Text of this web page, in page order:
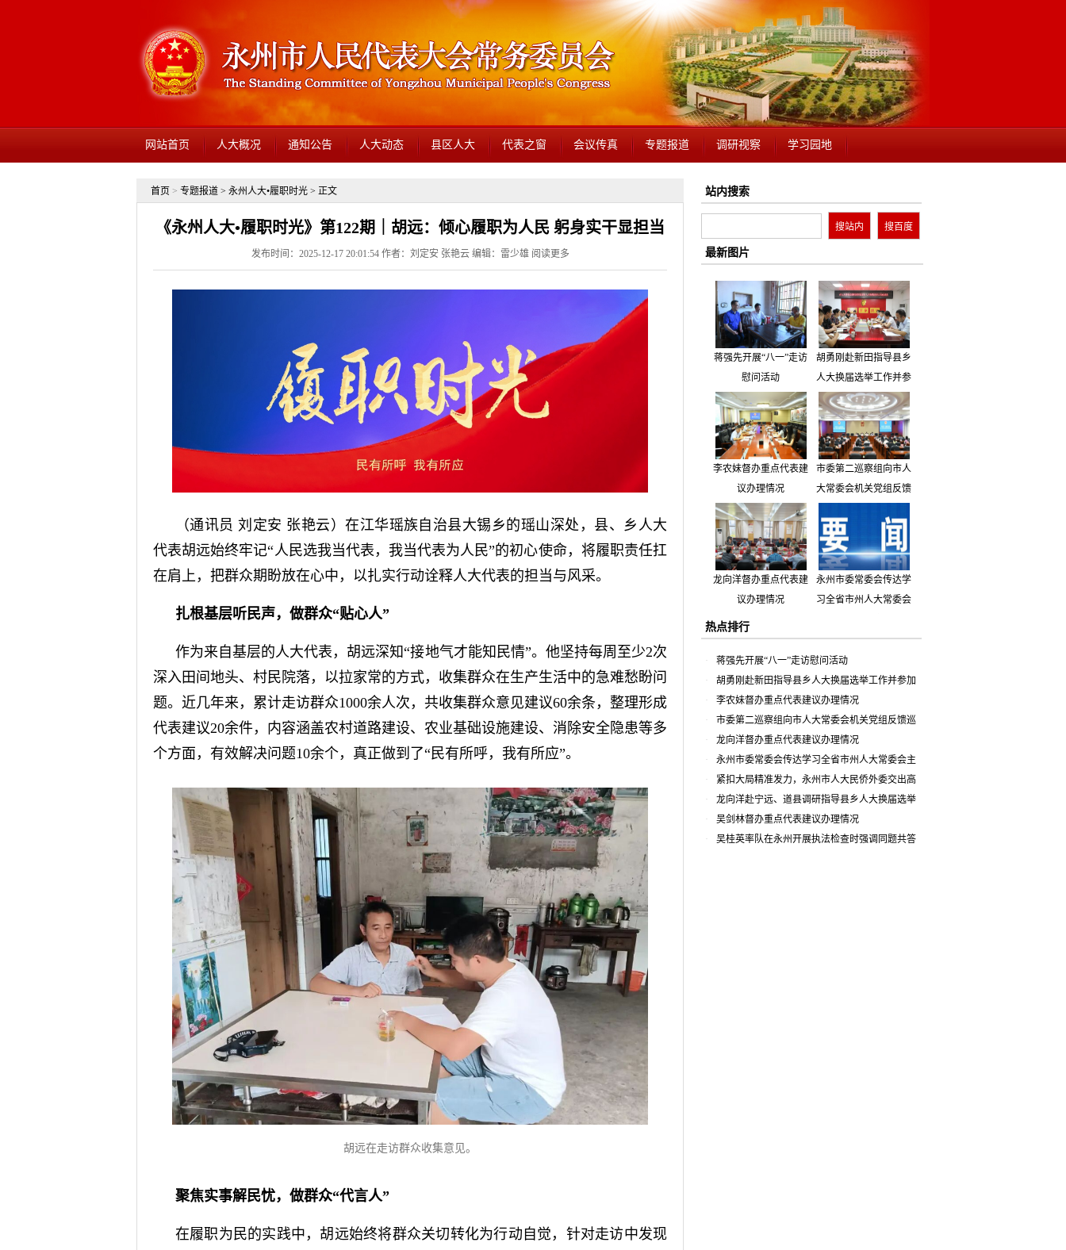
网站首页 人大概况 通知公告 人大动态 县区人大 代表之窗 会议传真 专题报道 调研视察 学习园地
首页 > 专题报道 > 永州人大•履职时光 > 正文
《永州人大•履职时光》第122期｜胡远：倾心履职为人民 躬身实干显担当
发布时间：2025-12-17 20:01:54 作者：刘定安 张艳云 编辑：雷少雄 阅读更多
（通讯员 刘定安 张艳云）在江华瑶族自治县大锡乡的瑶山深处，县、乡人大
代表胡远始终牢记“人民选我当代表，我当代表为人民”的初心使命，将履职责任扛
在肩上，把群众期盼放在心中，以扎实行动诠释人大代表的担当与风采。
扎根基层听民声，做群众“贴心人”
作为来自基层的人大代表，胡远深知“接地气才能知民情”。他坚持每周至少2次
深入田间地头、村民院落，以拉家常的方式，收集群众在生产生活中的急难愁盼问
题。近几年来，累计走访群众1000余人次，共收集群众意见建议60余条，整理形成
代表建议20余件，内容涵盖农村道路建设、农业基础设施建设、消除安全隐患等多
个方面，有效解决问题10余个，真正做到了“民有所呼，我有所应”。
胡远在走访群众收集意见。
聚焦实事解民忧，做群众“代言人”
在履职为民的实践中，胡远始终将群众关切转化为行动自觉，针对走访中发现
站内搜索
最新图片
蒋强先开展“八一”走访
慰问活动
胡勇刚赴新田指导县乡
人大换届选举工作并参
加市人大代表小组主题
活动
李农妹督办重点代表建
议办理情况
市委第二巡察组向市人
大常委会机关党组反馈
龙向洋督办重点代表建
议办理情况
永州市委常委会传达学
习全省市州人大常委会
关精神 专题听取省人
大常委会执法检查组到
永州开展大气污染防治
相关法律法规执法检查
情况汇报
热点排行
蒋强先开展“八一”走访慰问活动
胡勇刚赴新田指导县乡人大换届选举工作并参加
市人大代表小组主题活动
李农妹督办重点代表建议办理情况
市委第二巡察组向市人大常委会机关党组反馈巡
察情况
龙向洋督办重点代表建议办理情况
永州市委常委会传达学习全省市州人大常委会主
要负责同志座谈会有关精神 专题听取省人大常委会
执法检查组到永州开展大气污染防治相关法律法规
执法检查情况汇报
紧扣大局精准发力，永州市人大民侨外委交出高
质量履职答卷
龙向洋赴宁远、道县调研指导县乡人大换届选举
并督导安全生产工作
吴剑林督办重点代表建议办理情况
吴桂英率队在永州开展执法检查时强调同题共答